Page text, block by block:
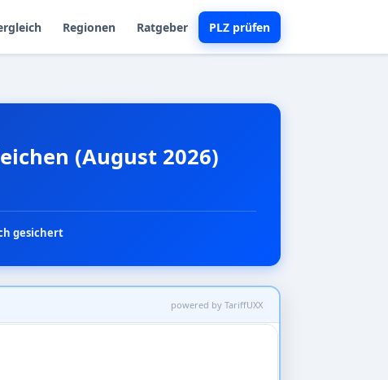
Regionen Ratgeber PLZ prüfen
(August 2026)
gesichert
powered by TariffUXX